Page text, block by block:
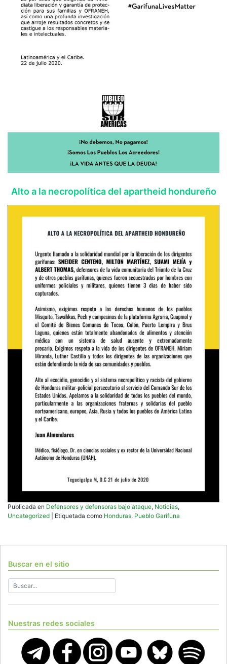
Alto a la necropolítica del apartheid hondureño
Publicada en Defensores y defensoras bajo ataque, Noticias,
Uncategorized
Etiquetada como Honduras, Pueblo Garífuna
Buscar en el sitio
Nuestras redes sociales